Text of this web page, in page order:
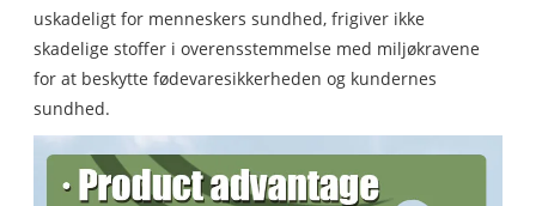
uskadeligt for menneskers sundhed, frigiver ikke
skadelige stoffer i overensstemmelse med miljøkravene
for at beskytte fødevaresikkerheden og kundernes
sundhed.